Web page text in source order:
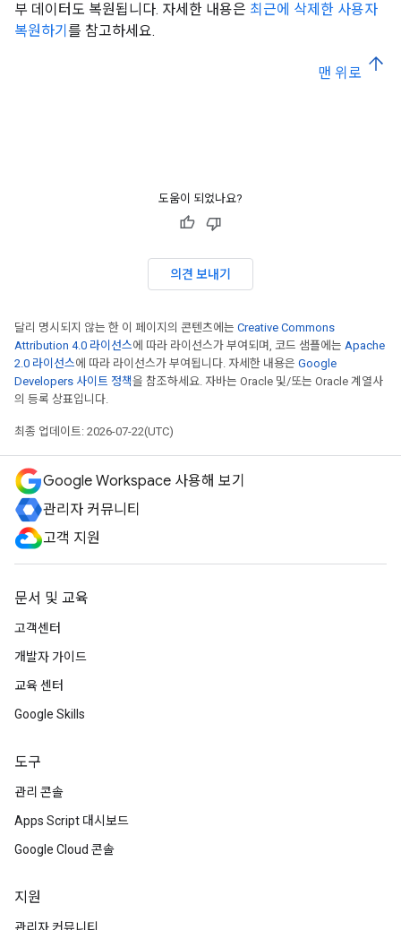
부 데이터도 복원됩니다. 자세한 내용은 최근에 삭제한 사용자
복원하기 를 참고하세요.
맨 위로
도움이 되었나요?
의견 보내기
달리 명시되지 않는 한 이 페이지의 콘텐츠에는 Creative Commons
Attribution 4.0 라이선스에 따라 라이선스가 부여되며, 코드 샘플에는 Apache
2.0 라이선스에 따라 라이선스가 부여됩니다. 자세한 내용은 Google
Developers 사이트 정책을 참조하세요. 자바는 Oracle 및/또는 Oracle 계열사
의 등록 상표입니다.
최종 업데이트: 2026-07-22(UTC)
Google Workspace 사용해 보기
관리자 커뮤니티
고객 지원
문서 및 교육
고객센터
개발자 가이드
교육 센터
Google Skills
도구
관리 콘솔
Apps Script 대시보드
Google Cloud 콘솔
지원